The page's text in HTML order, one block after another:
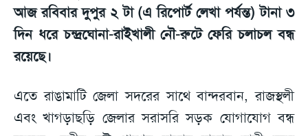
আজ রবিবার দুপুর ২ টা (এ রিপোর্ট লেখা পর্যন্ত) টানা ৩
দিন ধরে চন্দ্রঘোনা-রাইখালী নৌ-রুটে ফেরি চলাচল বন্ধ
রয়েছে।
এতে রাঙামাটি জেলা সদরের সাথে বান্দরবান, রাজস্থলী
এবং খাগড়াছড়ি জেলার সরাসরি সড়ক যোগাযোগ বন্ধ